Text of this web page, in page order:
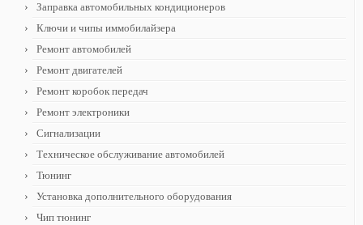
Заправка автомобильных кондиционеров
Ключи и чипы иммобилайзера
Ремонт автомобилей
Ремонт двигателей
Ремонт коробок передач
Ремонт электроники
Сигнализации
Техническое обслуживание автомобилей
Тюнинг
Установка дополнительного оборудования
Чип тюнинг